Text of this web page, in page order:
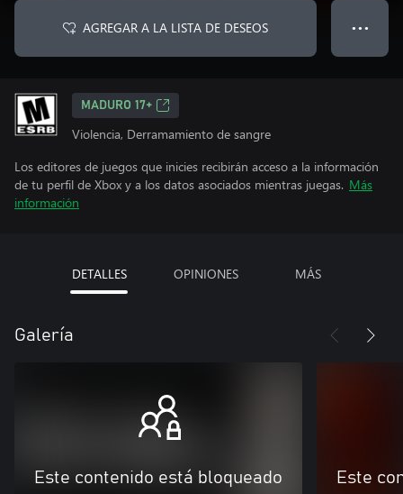
AGREGAR A LA LISTA DE DESEOS ● ● ●
MADURO 17+
Violencia, Derramamiento de sangre
Los editores de juegos que inicies recibirán acceso a la información
de tu perfil de Xbox y a los datos asociados mientras juegas. Más
información
DETALLES OPINIONES MÁS
Galería
Este contenido está bloqueado Este